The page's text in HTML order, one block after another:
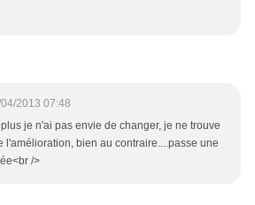
2013 07:48
je n'ai pas envie de changer, je ne trouve
l'amélioration, bien au contraire....passe une
/>